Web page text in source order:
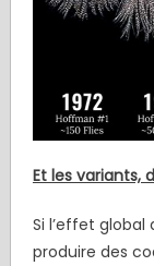
Et les variants,
Si l’effet
produire des